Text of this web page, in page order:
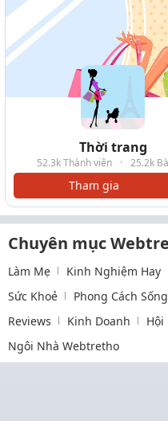
Thời trang
52.3k Thành viên · 25.2k
Tham gia
Chuyên mục
Làm Mẹ Kinh Nghiệm Hay
Sức Khoẻ
Phong Cách Sống
Reviews
Kinh Doanh Hội
Ngôi Nhà Webtretho